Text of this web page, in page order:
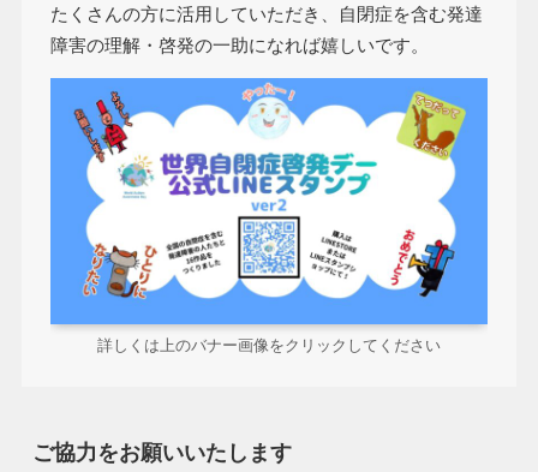
たくさんの方に活用していただき、自閉症を含む発達
障害の理解・啓発の一助になれば嬉しいです。
詳しくは上のバナー画像をクリックしてください
ご協力をお願いいたします